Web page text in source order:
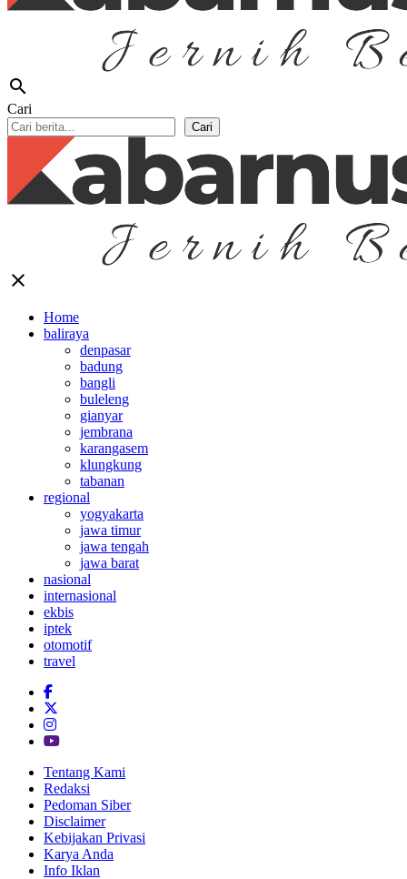
search
Cari
Cari
close
Home
baliraya
denpasar
badung
bangli
buleleng
gianyar
jembrana
karangasem
klungkung
tabanan
regional
yogyakarta
jawa timur
jawa tengah
jawa barat
nasional
internasional
ekbis
iptek
otomotif
travel
Tentang Kami
Redaksi
Pedoman Siber
Disclaimer
Kebijakan Privasi
Karya Anda
Info Iklan